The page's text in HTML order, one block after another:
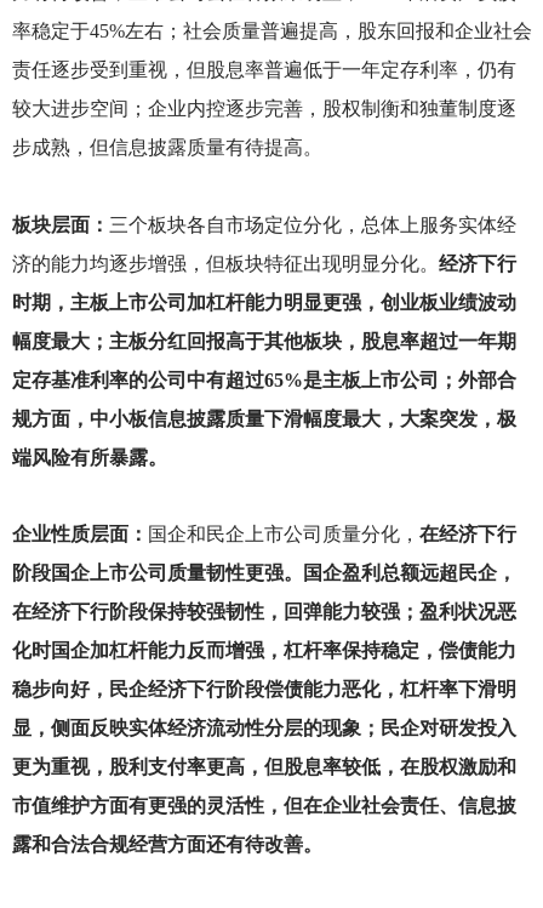
率稳定于45%左右；社会质量普遍提高，股东回报和企业社会
责任逐步受到重视，但股息率普遍低于一年定存利率，仍有
较大进步空间；企业内控逐步完善，股权制衡和独董制度逐
步成熟，但信息披露质量有待提高。
板块层面： 三个板块各自市场定位分化，总体上服务实体经
济的能力均逐步增强，但板块特征出现明显分化。 经济下行
时期，主板上市公司加杠杆能力明显更强，创业板业绩波动
幅度最大；主板分红回报高于其他板块，股息率超过一年期
定存基准利率的公司中有超过65%是主板上市公司；外部合
规方面，中小板信息披露质量下滑幅度最大，大案突发，极
端风险有所暴露。
企业性质层面： 国企和民企上市公司质量分化， 在经济下行
阶段国企上市公司质量韧性更强。国企盈利总额远超民企，
在经济下行阶段保持较强韧性，回弹能力较强；盈利状况恶
化时国企加杠杆能力反而增强，杠杆率保持稳定，偿债能力
稳步向好，民企经济下行阶段偿债能力恶化，杠杆率下滑明
显，侧面反映实体经济流动性分层的现象；民企对研发投入
更为重视，股利支付率更高，但股息率较低，在股权激励和
市值维护方面有更强的灵活性，但在企业社会责任、信息披
露和合法合规经营方面还有待改善。